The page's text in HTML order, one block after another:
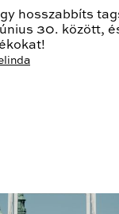
hosszabbíts
30. között,